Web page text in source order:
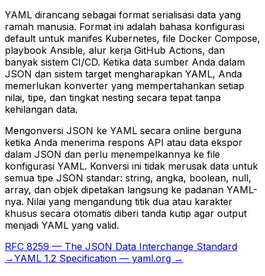
YAML dirancang sebagai format serialisasi data yang
ramah manusia. Format ini adalah bahasa konfigurasi
default untuk manifes Kubernetes, file Docker Compose,
playbook Ansible, alur kerja GitHub Actions, dan
banyak sistem CI/CD. Ketika data sumber Anda dalam
JSON dan sistem target mengharapkan YAML, Anda
memerlukan konverter yang mempertahankan setiap
nilai, tipe, dan tingkat nesting secara tepat tanpa
kehilangan data.
Mengonversi JSON ke YAML secara online berguna
ketika Anda menerima respons API atau data ekspor
dalam JSON dan perlu menempelkannya ke file
konfigurasi YAML. Konversi ini tidak merusak data untuk
semua tipe JSON standar: string, angka, boolean, null,
array, dan objek dipetakan langsung ke padanan YAML-
nya. Nilai yang mengandung titik dua atau karakter
khusus secara otomatis diberi tanda kutip agar output
menjadi YAML yang valid.
RFC 8259 — The JSON Data Interchange Standard
→YAML 1.2 Specification — yaml.org →